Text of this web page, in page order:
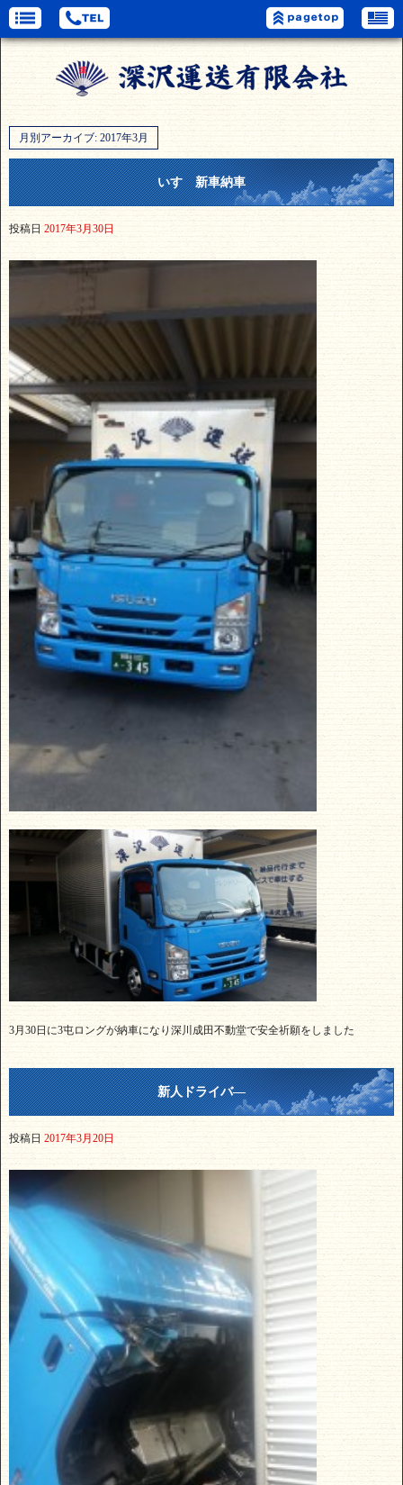
月別アーカイブ: 2017年3月
いすゞ新車納車
投稿日 2017年3月30日
3月30日に3屯ロングが納車になり深川成田不動堂で安全祈願をしました
新人ドライバ―
投稿日 2017年3月20日